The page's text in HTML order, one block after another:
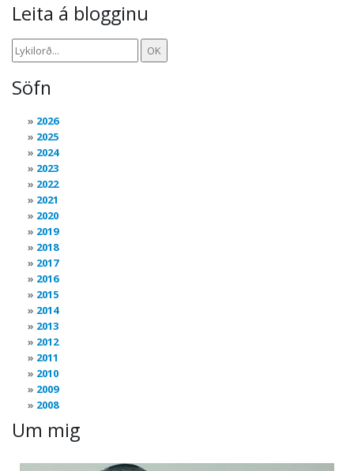
Leita á blogginu
Söfn
2026
2025
2024
2023
2022
2021
2020
2019
2018
2017
2016
2015
2014
2013
2012
2011
2010
2009
2008
Um mig